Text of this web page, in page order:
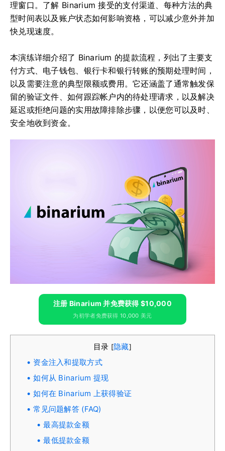
理窗口。了解 Binarium 接受的支付渠道、每种方法的典
型时间表以及账户状态如何影响资格，可以减少意外并加
快兑现速度。
本演练详细介绍了 Binarium 的提款流程，列出了主要支
付方式、电子钱包、银行卡和银行转账的预期处理时间，
以及需要注意的典型限额或费用。它还涵盖了通常触发保
留的验证文件、如何跟踪帐户内的待处理请求，以及解决
延迟或拒绝问题的实用故障排除步骤，以便您可以及时、
安全地收到资金。
注册 Binarium 并免费获得 $10,000
为初学者免费获得 10,000 美元
目录 [隐藏]
资金注入和提取方式
如何从 Binarium 提现
如何在 Binarium 上获得验证
常见问题解答 (FAQ)
最高提款金额
最低提款金额